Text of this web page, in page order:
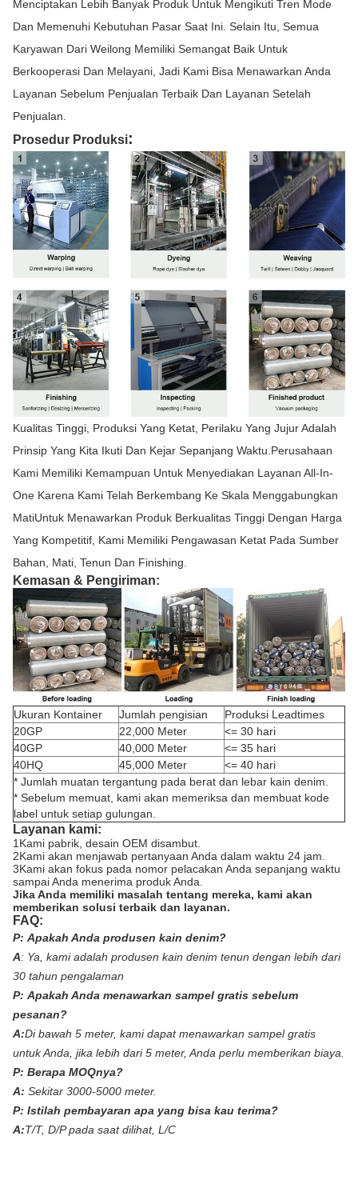
Menciptakan Lebih Banyak Produk Untuk Mengikuti Tren Mode
Dan Memenuhi Kebutuhan Pasar Saat Ini. Selain Itu, Semua
Karyawan Dari Weilong Memiliki Semangat Baik Untuk
Berkooperasi Dan Melayani, Jadi Kami Bisa Menawarkan Anda
Layanan Sebelum Penjualan Terbaik Dan Layanan Setelah
Penjualan.
Prosedur Produksi:
Kualitas Tinggi, Produksi Yang Ketat, Perilaku Yang Jujur Adalah
Prinsip Yang Kita Ikuti Dan Kejar Sepanjang Waktu.Perusahaan
Kami Memiliki Kemampuan Untuk Menyediakan Layanan All-In-
One Karena Kami Telah Berkembang Ke Skala Menggabungkan
MatiUntuk Menawarkan Produk Berkualitas Tinggi Dengan Harga
Yang Kompetitif, Kami Memiliki Pengawasan Ketat Pada Sumber
Bahan, Mati, Tenun Dan Finishing.
Kemasan & Pengiriman:
Ukuran Kontainer Jumlah pengisian
Produksi Leadtimes
20GP
22,000 Meter
<= 30 hari
40GP
40,000 Meter
<= 35 hari
40HQ
45,000 Meter
<= 40 hari
* Jumlah muatan tergantung pada berat dan lebar kain denim.
* Sebelum memuat, kami akan memeriksa dan membuat kode
label untuk setiap gulungan.
Layanan kami:
1Kami pabrik, desain OEM disambut.
2Kami akan menjawab pertanyaan Anda dalam waktu 24 jam.
3Kami akan fokus pada nomor pelacakan Anda sepanjang waktu
sampai Anda menerima produk Anda.
Jika Anda memiliki masalah tentang mereka, kami akan
memberikan solusi terbaik dan layanan.
FAQ:
P: Apakah Anda produsen kain denim?
A: Ya, kami adalah produsen kain denim tenun dengan lebih dari
30 tahun pengalaman
P: Apakah Anda menawarkan sampel gratis sebelum
pesanan?
A:Di bawah 5 meter, kami dapat menawarkan sampel gratis
untuk Anda, jika lebih dari 5 meter, Anda perlu memberikan biaya.
P: Berapa MOQnya?
A: Sekitar 3000-5000 meter.
P: Istilah pembayaran apa yang bisa kau terima?
A:T/T, D/P pada saat dilihat, L/C